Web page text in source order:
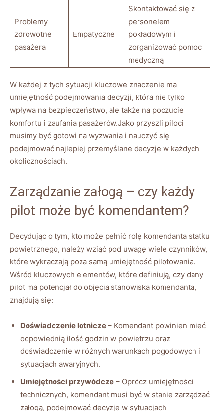
Problemy
zdrowotne
pasażera
Empatyczne
Skontaktować się z
personelem
pokładowym i
zorganizować pomoc
medyczną
W każdej z tych sytuacji kluczowe znaczenie ma
umiejętność podejmowania decyzji, która nie tylko
wpływa na bezpieczeństwo, ale także na poczucie
komfortu i zaufania pasażerów.Jako przyszli piloci
musimy być gotowi na wyzwania i nauczyć się
podejmować najlepiej przemyślane decyzje w każdych
okolicznościach.
Zarządzanie załogą – czy każdy
pilot może być komendantem?
Decydując o tym, kto może pełnić rolę komendanta statku
powietrznego, należy wziąć pod uwagę wiele czynników,
które wykraczają poza samą umiejętność pilotowania.
Wśród kluczowych elementów, które definiują, czy dany
pilot ma potencjał do objęcia stanowiska komendanta,
znajdują się:
Doświadczenie lotnicze – Komendant powinien mieć
odpowiednią ilość godzin w powietrzu oraz
doświadczenie w różnych warunkach pogodowych i
sytuacjach awaryjnych.
Umiejętności przywódcze – Oprócz umiejętności
technicznych, komendant musi być w stanie zarządzać
załogą, podejmować decyzje w sytuacjach